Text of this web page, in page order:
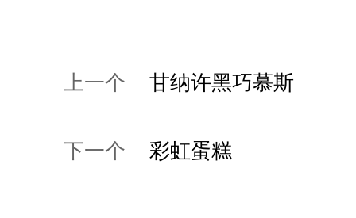
上一个 甘纳许黑巧慕斯
下一个 彩虹蛋糕